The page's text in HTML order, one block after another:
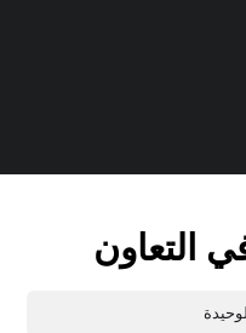
التعاون